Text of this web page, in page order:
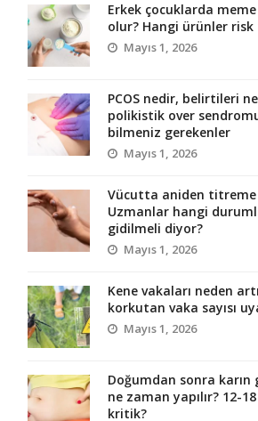
Erkek çocuklarda
olur? Hangi ürünler risk
Mayıs 1, 2026
PCOS nedir, belirtileri
polikistik over
bilmeniz gerekenler
Mayıs 1, 2026
Vücutta aniden titreme
Uzmanlar hangi
gidilmeli diyor?
Mayıs 1, 2026
Kene vakaları neden
korkutan vaka sayısı
Mayıs 1, 2026
Doğumdan sonra karın
ne zaman yapılır? 12-
kritik?